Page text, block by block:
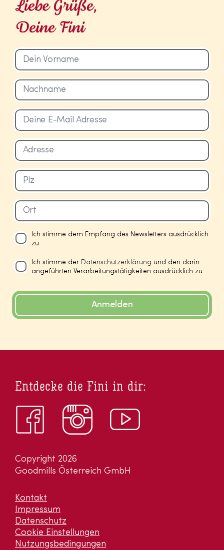
Ich stimme dem Empfang des Newsletters ausdrücklich
zu.
Ich stimme der Datenschutzerklärung und den darin
angeführten Verarbeitungstätigkeiten ausdrücklich zu.
Anmelden
Copyright 2026
Goodmills Österreich GmbH
Kontakt
Impressum
Datenschutz
Cookie Einstellungen
Nutzungsbedingungen
Entdecke die Fini in dir: